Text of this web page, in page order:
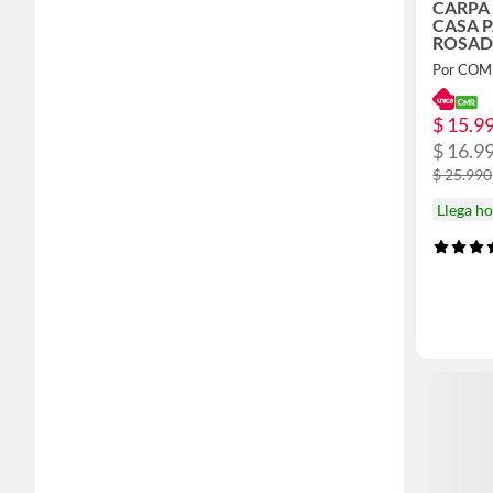
CASA
$
$
$ 25.990
Llega